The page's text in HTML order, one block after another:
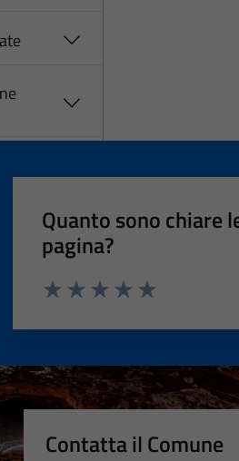
Quanto sono chiare
pagina?
Contatta il Comune